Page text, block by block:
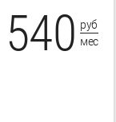
540 руб
мес